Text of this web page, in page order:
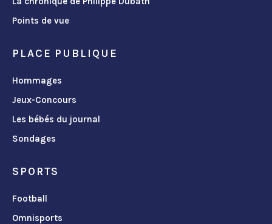
Points de vue
PLACE PUBLIQUE
Hommages
Jeux-Concours
Les bébés du journal
Sondages
SPORTS
Football
Omnisports